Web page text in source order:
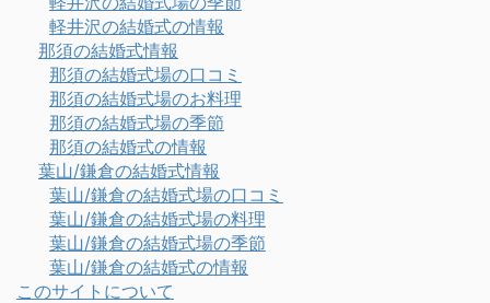
軽井沢の結婚式の情報
那須の結婚式情報
那須の結婚式場の口コミ
那須の結婚式場のお料理
那須の結婚式場の季節
那須の結婚式の情報
葉山/鎌倉の結婚式情報
葉山/鎌倉の結婚式場の口コミ
葉山/鎌倉の結婚式場の料理
葉山/鎌倉の結婚式場の季節
葉山/鎌倉の結婚式の情報
このサイトについて